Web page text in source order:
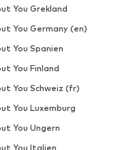
You Grekland
You Germany (en)
You Spanien
You Finland
You Schweiz (fr)
You Luxemburg
You Ungern
You Italien